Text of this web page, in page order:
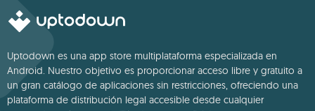
Uptodown es una app store multiplataforma especializada en
Android. Nuestro objetivo es proporcionar acceso libre y gratuito a
un gran catálogo de aplicaciones sin restricciones, ofreciendo una
plataforma de distribución legal accesible desde cualquier